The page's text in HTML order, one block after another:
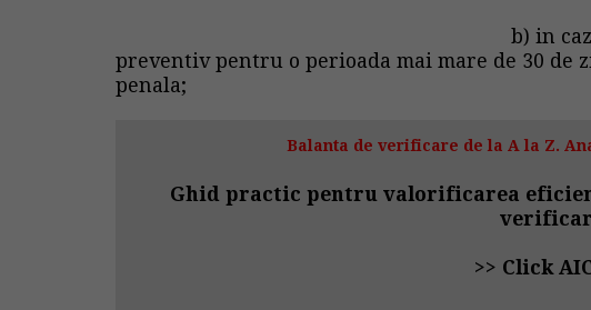
b) in
preventiv pentru o perioada mai mare de 30 de
penala;
Balanta de verificare de la A la Z.
Ghid practic pentru valorificarea
>> Click